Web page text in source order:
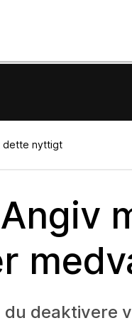
dette nyttigt
deaktivere